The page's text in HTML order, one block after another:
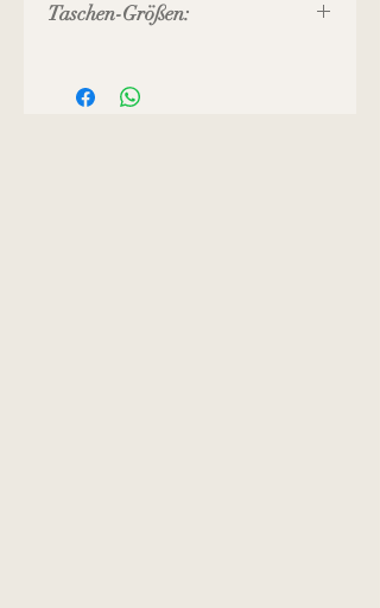
Taschen-Größen:
Größe M : 25 x 15 x 6 cm